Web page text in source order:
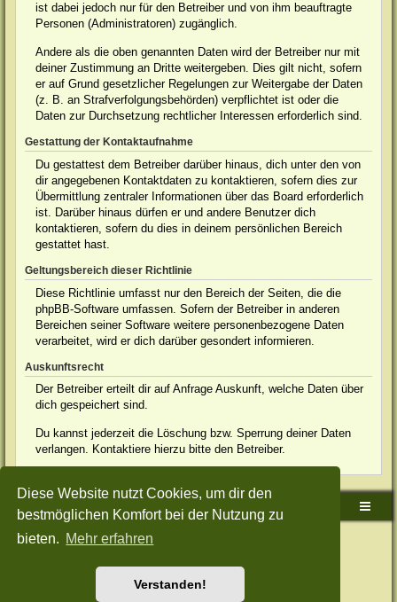
Diese Website nutzt Cookies, um dir den
bestmöglichen Komfort bei der Nutzung zu
bieten. Mehr erfahren
Verstanden!
ist dabei jedoch nur für den Betreiber und von ihm beauftragte
Personen (Administratoren) zugänglich.
Andere als die oben genannten Daten wird der Betreiber nur mit
deiner Zustimmung an Dritte weitergeben. Dies gilt nicht, sofern
er auf Grund gesetzlicher Regelungen zur Weitergabe der Daten
(z. B. an Strafverfolgungsbehörden) verpflichtet ist oder die
Daten zur Durchsetzung rechtlicher Interessen erforderlich sind.
Gestattung der Kontaktaufnahme
Du gestattest dem Betreiber darüber hinaus, dich unter den von
dir angegebenen Kontaktdaten zu kontaktieren, sofern dies zur
Übermittlung zentraler Informationen über das Board erforderlich
ist. Darüber hinaus dürfen er und andere Benutzer dich
kontaktieren, sofern du dies in deinem persönlichen Bereich
gestattet hast.
Geltungsbereich dieser Richtlinie
Diese Richtlinie umfasst nur den Bereich der Seiten, die die
phpBB-Software umfassen. Sofern der Betreiber in anderen
Bereichen seiner Software weitere personenbezogene Daten
verarbeitet, wird er dich darüber gesondert informieren.
Auskunftsrecht
Der Betreiber erteilt dir auf Anfrage Auskunft, welche Daten über
dich gespeichert sind.
Du kannst jederzeit die Löschung bzw. Sperrung deiner Daten
verlangen. Kontaktiere hierzu bitte den Betreiber.
Sudden-Strike-Maps.de Hauptseite Foren-Übersicht
Powered byphpBB® Forum Software © phpBB Limited
Style: Green-Style-Split by Joyce&LunaphpBB-Style-Design
Nutzungsbedingungen